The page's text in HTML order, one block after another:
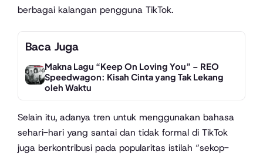
berbagai kalangan pengguna TikTok.
Baca Juga
Makna Lagu “Keep On Loving You” – REO
Speedwagon: Kisah Cinta yang Tak Lekang
oleh Waktu
Selain itu, adanya tren untuk menggunakan bahasa
sehari-hari yang santai dan tidak formal di TikTok
juga berkontribusi pada popularitas istilah “sekop-